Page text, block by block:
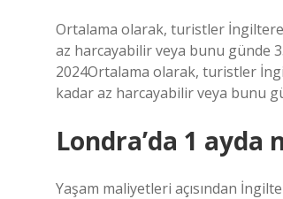
Ortalama olarak, turistler
az harcayabilir veya bunu günde
2024Ortalama olarak, turistler
kadar az harcayabilir veya bunu
Londra’da 1 ayda
Yaşam maliyetleri açısından